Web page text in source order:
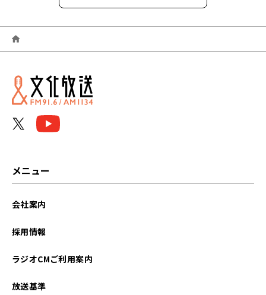
2025年02月
2023年04月
2022年09月
メニュー
会社案内
採用情報
ラジオCMご利用案内
放送基準